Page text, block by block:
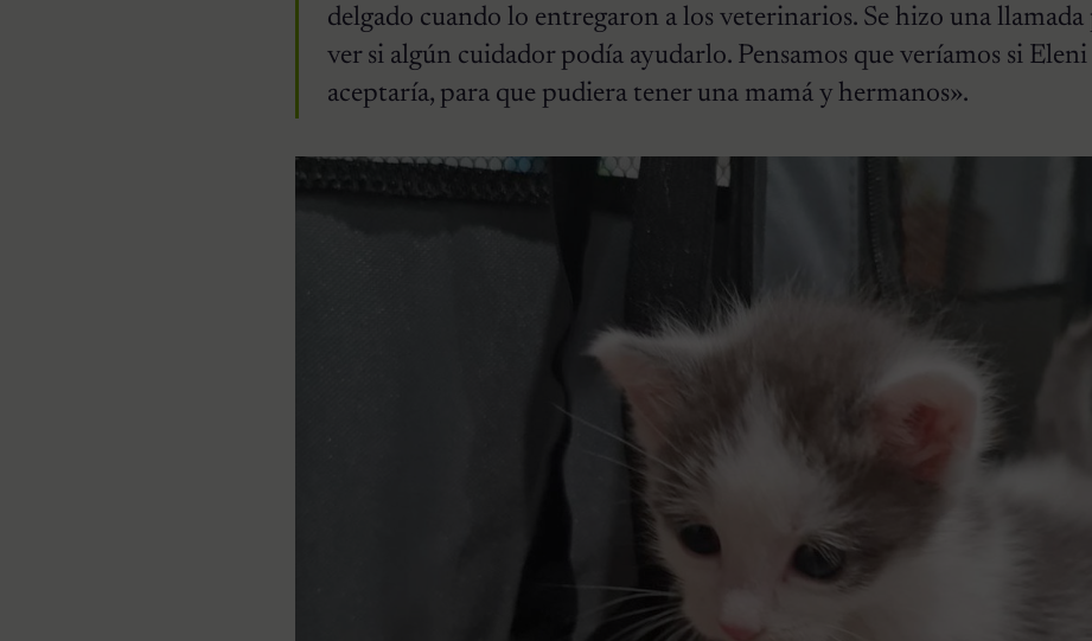
delgado cuando lo entregaron a los veterinarios. Se hizo una llamada
ver si algún cuidador podía ayudarlo. Pensamos que veríamos si
aceptaría, para que pudiera tener una mamá y hermanos».